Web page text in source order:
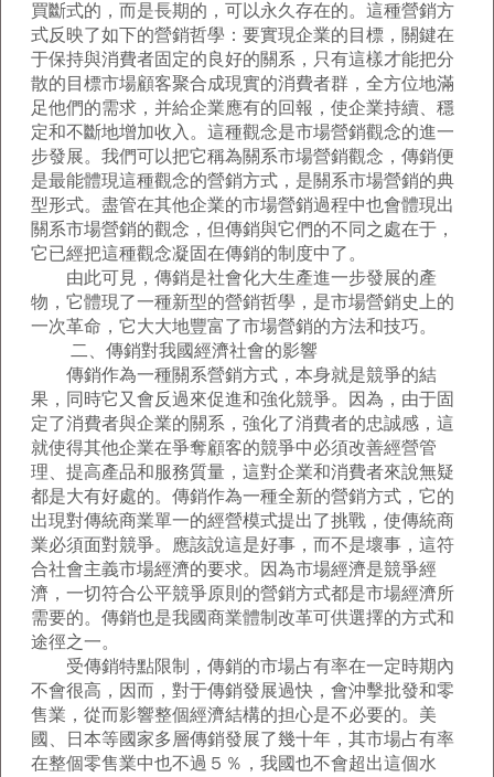
買斷式的，而是長期的，可以永久存在的。這種營銷方
式反映了如下的營銷哲學：要實現企業的目標，關鍵在
于保持與消費者固定的良好的關系，只有這樣才能把分
散的目標市場顧客聚合成現實的消費者群，全方位地滿
足他們的需求，并給企業應有的回報，使企業持續、穩
定和不斷地增加收入。這種觀念是市場營銷觀念的進一
步發展。我們可以把它稱為關系市場營銷觀念，傳銷便
是最能體現這種觀念的營銷方式，是關系市場營銷的典
型形式。盡管在其他企業的市場營銷過程中也會體現出
關系市場營銷的觀念，但傳銷與它們的不同之處在于，
它已經把這種觀念凝固在傳銷的制度中了。
由此可見，傳銷是社會化大生產進一步發展的產
物，它體現了一種新型的營銷哲學，是市場營銷史上的
一次革命，它大大地豐富了市場營銷的方法和技巧。
二、傳銷對我國經濟社會的影響
傳銷作為一種關系營銷方式，本身就是競爭的結
果，同時它又會反過來促進和強化競爭。因為，由于固
定了消費者與企業的關系，強化了消費者的忠誠感，這
就使得其他企業在爭奪顧客的競爭中必須改善經營管
理、提高產品和服務質量，這對企業和消費者來說無疑
都是大有好處的。傳銷作為一種全新的營銷方式，它的
出現對傳統商業單一的經營模式提出了挑戰，使傳統商
業必須面對競爭。應該說這是好事，而不是壞事，這符
合社會主義市場經濟的要求。因為市場經濟是競爭經
濟，一切符合公平競爭原則的營銷方式都是市場經濟所
需要的。傳銷也是我國商業體制改革可供選擇的方式和
途徑之一。
受傳銷特點限制，傳銷的市場占有率在一定時期內
不會很高，因而，對于傳銷發展過快，會沖擊批發和零
售業，從而影響整個經濟結構的担心是不必要的。美
國、日本等國家多層傳銷發展了幾十年，其市場占有率
在整個零售業中也不過５％，我國也不會超出這個水